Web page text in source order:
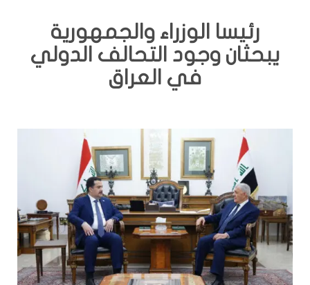
رئيسا الوزراء والجمهورية
يبحثان وجود التحالف الدولي
في العراق